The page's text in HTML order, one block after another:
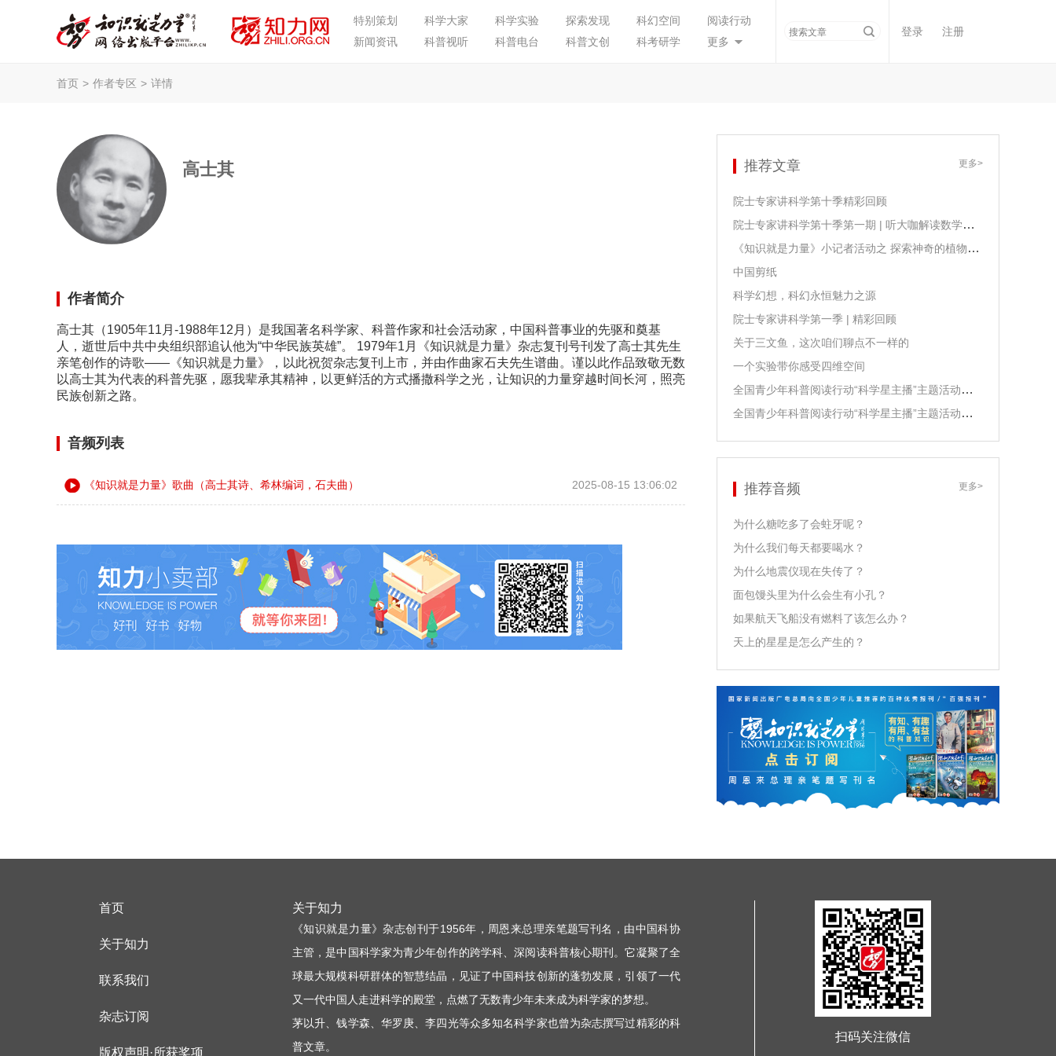
特别策划 科学大家 科学实验 探索发现 科幻空间
阅读行动
新闻资讯
科普视听 科普电台 科普文创 科考研学 更多
登录 注册
首页 > 作者专区 > 详情
高士其
作者简介
高士其（1905年11月-1988年12月）是我国著名科学家、科普作家和社会活动家，中国科普事业的先驱和奠基
人，逝世后中共中央组织部追认他为“中华民族英雄”。 1979年1月《知识就是力量》杂志复刊号刊发了高士其先生
亲笔创作的诗歌——《知识就是力量》，以此祝贺杂志复刊上市，并由作曲家石夫先生谱曲。谨以此作品致敬无数
以高士其为代表的科普先驱，愿我辈承其精神，以更鲜活的方式播撒科学之光，让知识的力量穿越时间长河，照亮
民族创新之路。
音频列表
《知识就是力量》歌曲（高士其诗、希林编词，石夫曲） 2025-08-15 13:06:02
推荐文章 更多>
院士专家讲科学第十季精彩回顾
院士专家讲科学第十季第一期 | 听大咖解读数学课程课标
《知识就是力量》小记者活动之 探索神奇的植物生长
中国剪纸
科学幻想，科幻永恒魅力之源
院士专家讲科学第一季 | 精彩回顾
关于三文鱼，这次咱们聊点不一样的
一个实验带你感受四维空间
全国青少年科普阅读行动“科学星主播”主题活动之江泓老师领读
全国青少年科普阅读行动“科学星主播”主题活动之尹传红老师领读
推荐音频 更多>
为什么糖吃多了会蛀牙呢？
为什么我们每天都要喝水？
为什么地震仪现在失传了？
面包馒头里为什么会生有小孔？
如果航天飞船没有燃料了该怎么办？
天上的星星是怎么产生的？
首页
关于知力
联系我们
杂志订阅
版权声明·所获奖项
关于知力
《知识就是力量》杂志创刊于1956年，周恩来总理亲笔题写刊名，由中国科协
主管，是中国科学家为青少年创作的跨学科、深阅读科普核心期刊。它凝聚了全
球最大规模科研群体的智慧结晶，见证了中国科技创新的蓬勃发展，引领了一代
又一代中国人走进科学的殿堂，点燃了无数青少年未来成为科学家的梦想。
茅以升、钱学森、华罗庚、李四光等众多知名科学家也曾为杂志撰写过精彩的科
普文章。
扫码关注微信